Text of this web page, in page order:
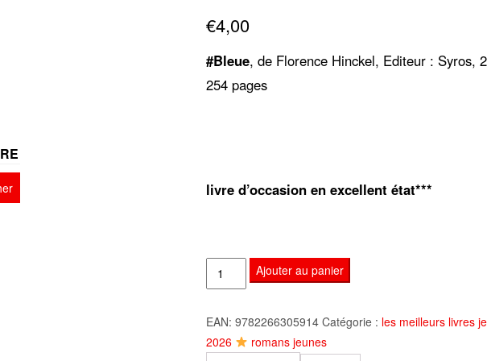
basé sur
notation
€4,00
#Bleue, de Florence Hinckel, Editeur : Syros,
254 pages
livre d’occasion en excellent état***
quantité
de
de
Florence
Ajouter au panier
EAN: 9782266305914 Catégorie : les meilleurs livres
2026
romans jeunes